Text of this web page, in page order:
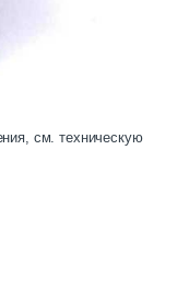
см. техническую